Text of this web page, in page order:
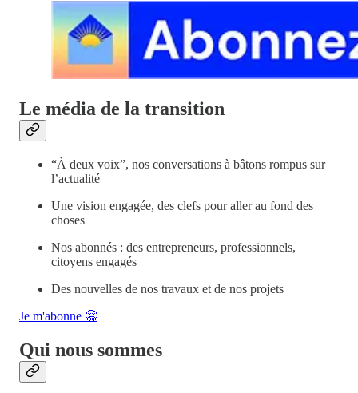
Le média de la transition
“À deux voix”, nos conversations à bâtons rompus sur
l’actualité
Une vision engagée, des clefs pour aller au fond des
choses
Nos abonnés : des entrepreneurs, professionnels,
citoyens engagés
Des nouvelles de nos travaux et de nos projets
Je m'abonne 🤗
Qui nous sommes